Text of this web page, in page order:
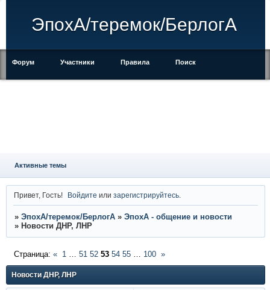
ЭпохА/теремок/БерлогА
Форум Участники Правила Поиск
Активные темы
Привет, Гость! Войдите илизарегистрируйтесь
» ЭпохА/теремок/БерлогА » ЭпохА - общение и новости
» Новости ДНР, ЛНР
Новости ДНР, ЛНР
Страница: « 1 … 51 52 53 54 55 … 100 »